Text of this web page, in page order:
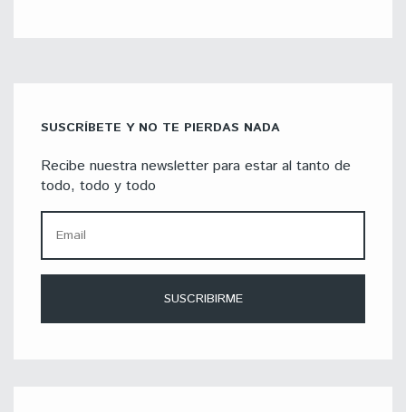
SUSCRÍBETE Y NO TE PIERDAS NADA
Recibe nuestra newsletter para estar al tanto de
todo, todo y todo